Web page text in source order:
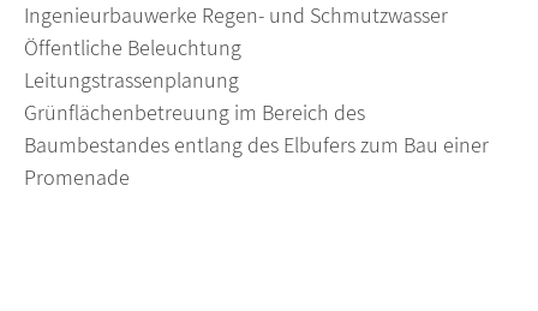
Ingenieurbauwerke Regen- und Schmutzwasser
Öffentliche Beleuchtung
Leitungstrassenplanung
Grünflächenbetreuung im Bereich des
Baumbestandes entlang des Elbufers zum Bau einer
Promenade